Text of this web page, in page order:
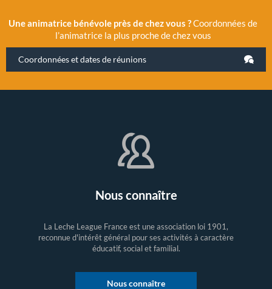
Une animatrice bénévole près de chez vous ?Coordonnées de
l’animatrice la plus proche de chez vous
Coordonnées et dates de réunions
Nous connaître
La Leche League France est une association loi 1901,
reconnue d'intérêt général pour ses activités à caractère
éducatif, social et familial.
Nous connaître